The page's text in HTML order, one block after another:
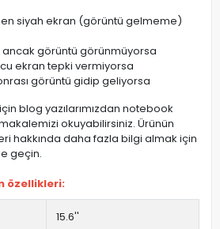
siyah ekran (görüntü gelmeme)
ancak görüntü görünmüyorsa
ekran tepki vermiyorsa
görüntü gidip geliyorsa
için blog yazılarımızdan notebook
okuyabilirsiniz. Ürünün
hakkında daha fazla bilgi almak için
geçin.
özellikleri:
15.6''